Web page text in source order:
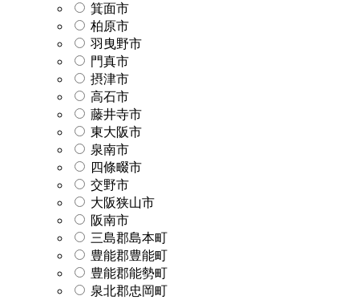
箕面市
柏原市
羽曳野市
門真市
摂津市
高石市
藤井寺市
東大阪市
泉南市
四條畷市
交野市
大阪狭山市
阪南市
三島郡島本町
豊能郡豊能町
豊能郡能勢町
泉北郡忠岡町